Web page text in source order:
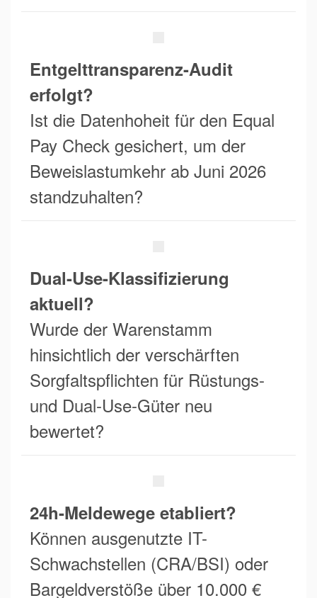
Entgelttransparenz-Audit
erfolgt?
Ist die Datenhoheit für den Equal
Pay Check gesichert, um der
Beweislastumkehr ab Juni 2026
standzuhalten?
Dual-Use-Klassifizierung
aktuell?
Wurde der Warenstamm
hinsichtlich der verschärften
Sorgfaltspflichten für Rüstungs-
und Dual-Use-Güter neu
bewertet?
24h-Meldewege etabliert?
Können ausgenutzte IT-
Schwachstellen (CRA/BSI) oder
Bargeldverstöße über 10.000 €